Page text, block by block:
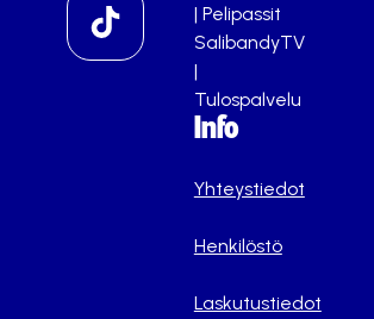
| Pelipassit
SalibandyTV
|
Tulospalvelu
Info
Yhteystiedot
Henkilöstö
Laskutustiedot